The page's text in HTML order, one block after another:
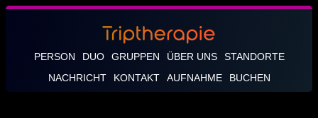
PERSON DUO GRUPPEN ÜBER UNS
STANDORTE
NACHRICHT
KONTAKT AUFNAHME BUCHEN